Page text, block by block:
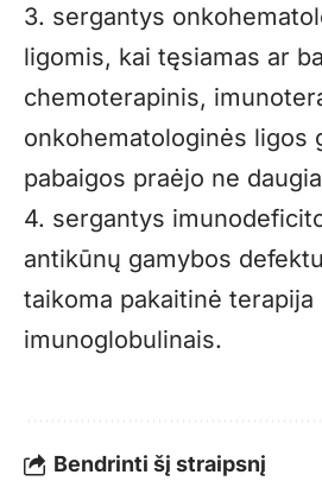
3. sergantys
ligomis, kai tęsiamas ar
chemoterapinis,
onkohematologinės ligos
pabaigos praėjo ne
4. sergantys
antikūnų gamybos
taikoma pakaitinė terapija
imunoglobulinais.
Bendrinti šį straipsnį